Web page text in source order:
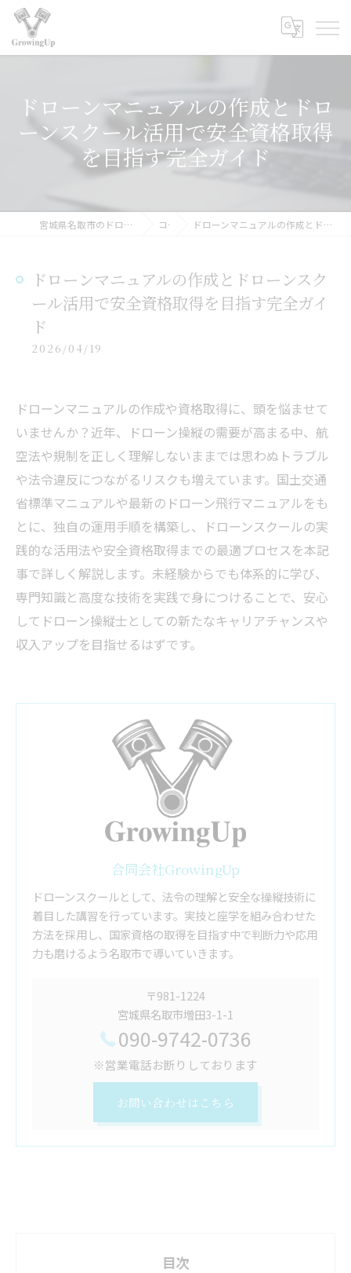
ドローンマニュアルの作成とドロ
ーンスクール活用で安全資格取得
を目指す完全ガイド
宮城県名取市のドローンスクールなら合同会社GrowingUp コラム ドローンマニュアルの作成とドローンスクール活用で安全資格取得を目指す完全ガイド
ドローンマニュアルの作成とドローンスク
ール活用で安全資格取得を目指す完全ガイ
ド
2026/04/19
ドローンマニュアルの作成や資格取得に、頭を悩ませて
いませんか？近年、ドローン操縦の需要が高まる中、航
空法や規制を正しく理解しないままでは思わぬトラブル
や法令違反につながるリスクも増えています。国土交通
省標準マニュアルや最新のドローン飛行マニュアルをも
とに、独自の運用手順を構築し、ドローンスクールの実
践的な活用法や安全資格取得までの最適プロセスを本記
事で詳しく解説します。未経験からでも体系的に学び、
専門知識と高度な技術を実践で身につけることで、安心
してドローン操縦士としての新たなキャリアチャンスや
収入アップを目指せるはずです。
合同会社GrowingUp
ドローンスクールとして、法令の理解と安全な操縦技術に
着目した講習を行っています。実技と座学を組み合わせた
方法を採用し、国家資格の取得を目指す中で判断力や応用
力も磨けるよう名取市で導いていきます。
〒981-1224
宮城県名取市増田3-1-1
090-9742-0736
※営業電話お断りしております
お問い合わせはこちら
目次